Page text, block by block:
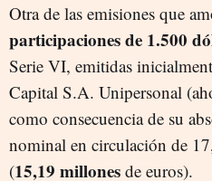
Otra de las emisiones que
participaciones de 1.500
Serie VI, emitidas
Capital S.A. Unipersonal
como consecuencia de su
nominal en circulación de
(15,19 millones de euros).